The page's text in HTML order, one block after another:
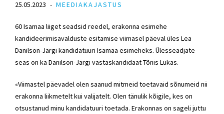
25.05.2023 MEEDIAKAJASTUS
60 Isamaa liiget seadsid reedel, erakonna esimehe
kandideerimisavalduste esitamise viimasel päeval üles Lea
Danilson-Järgi kandidatuuri Isamaa esimeheks. Ülesseadjate
seas on ka Danilson-Järgi vastaskandidaatTõnis Lukas.
«Viimastel päevadel olen saanud mitmeid toetavaid sõnumeid nii
erakonna liikmetelt kui valijatelt. Olen tänulik kõigile, kes on
otsustanud minu kandidatuuri toetada. Erakonnas on sageli juttu